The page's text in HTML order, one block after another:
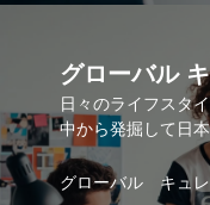
グローバル
日々のライフスタ
中から発掘して日
グローバル キュレ